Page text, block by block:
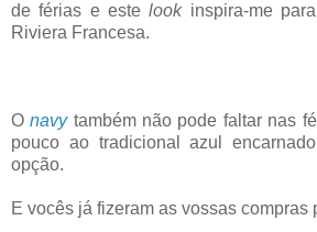
de férias e estelook inspira-me
Riviera Francesa.
O navy também não pode faltar nas
pouco ao tradicional azul
opção.
E vocês já fizeram as vossas compras